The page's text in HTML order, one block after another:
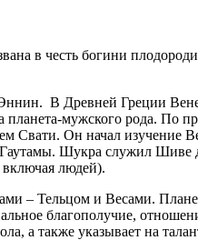
в честь богини
В Древней Греции
планета-мужского рода.
Свати. Он начал
Шукра служил Шиве
включая людей).
– Тельцом и Весами.
благополучие,
а также указывает на